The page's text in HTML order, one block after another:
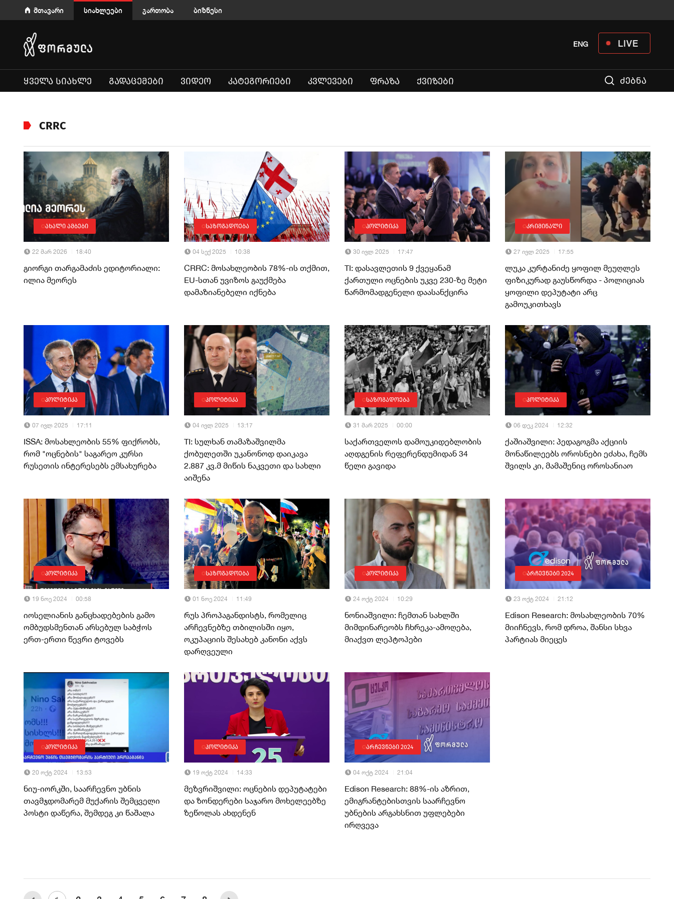
მთავარი სიახლეები გართობა ბიზნესი
LIVE
ENG
ᲧᲕᲔᲚᲐ ᲡᲘᲐᲮᲚᲔ ᲒᲐᲓᲐᲪᲔᲛᲔᲑᲘ ᲕᲘᲓᲔᲝ ᲙᲐᲢᲔᲒᲝᲠᲘᲔᲑᲘ ᲙᲕᲚᲔᲕᲔᲑᲘ ᲤᲠᲐᲖᲐ ᲥᲕᲘᲖᲔᲑᲘ ძებნა
CRRC
ახალი ამბები
22 მარ 2026 18:40
გიორგი თარგამაძის ედიტორიალი:
ილია მეორეს
საზოგადოება
04 სექ 2025 10:38
CRRC: მოსახლეობის 78%-ის თქმით,
EU-სთან უვიზოს გაუქმება
დამაზიანებელი იქნება
პოლიტიკა
30 ივლ 2025 17:47
TI: დასავლეთის 9 ქვეყანამ
ქართული ოცნების უკვე 230-ზე მეტი
წარმომადგენელი დაასანქცირა
კრიმინალი
27 ივლ 2025 17:55
ლუკა კურტანიძე ყოფილ მეუღლეს
ფიზიკურად გაუსწორდა - პოლიციას
ყოფილი დეპუტატი არც
გამოუკითხავს
პოლიტიკა
07 ივლ 2025 17:11
ISSA: მოსახლეობის 55% ფიქრობს,
რომ "ოცნების" საგარეო კურსი
რუსეთის ინტერესებს ემსახურება
პოლიტიკა
04 ივლ 2025 13:17
TI: სულხან თამაზაშვილმა
ქობულეთში უკანონოდ დაიკავა
2.887 კვ.მ მიწის ნაკვეთი და სახლი
აიშენა
საზოგადოება
31 მარ 2025 00:00
საქართველოს დამოუკიდებლობის
აღდგენის რეფერენდუმიდან 34
წელი გავიდა
პოლიტიკა
06 დეკ 2024 12:32
ქაშიაშვილი: პედაგოგმა აქციის
მონაწილეებს ოროსნები ეძახა, ჩემს
შვილს კი, მამაშენიც ოროსანიაო
პოლიტიკა
19 ნოე 2024 00:58
იოსელიანის განცხადებების გამო
ომბუდსმენთან არსებულ საბჭოს
ერთ-ერთი წევრი ტოვებს
საზოგადოება
01 ნოე 2024 11:49
რუს პროპაგანდისტს, რომელიც
არჩევნებზე თბილისში იყო,
ოკუპაციის შესახებ კანონი აქვს
დარღვეული
პოლიტიკა
24 ოქტ 2024 10:29
ნონიაშვილი: ჩემთან სახლში
მიმდინარეობს ჩხრეკა-ამოღება,
მიაქვთ ლეპტოპები
არჩევნები 2024
23 ოქტ 2024 21:12
Edison Research: მოსახლეობის 70%
მიიჩნევს, რომ დროა, შანსი სხვა
პარტიას მიეცეს
პოლიტიკა
20 ოქტ 2024 13:53
ნიუ-იორკში, საარჩევნო უბნის
თავმჯდომარემ მუქარის შემცველი
პოსტი დაწერა, შემდეგ კი წაშალა
პოლიტიკა
19 ოქტ 2024 14:33
მეზვრიშვილი: ოცნების დეპუტატები
და ზონდერები საჯარო მოხელეებზე
ზეწოლას ახდენენ
არჩევნები 2024
04 ოქტ 2024 21:04
Edison Research: 88%-ის აზრით,
ემიგრანტებისთვის საარჩევნო
უბნების არგახსნით უფლებები
ირღვევა